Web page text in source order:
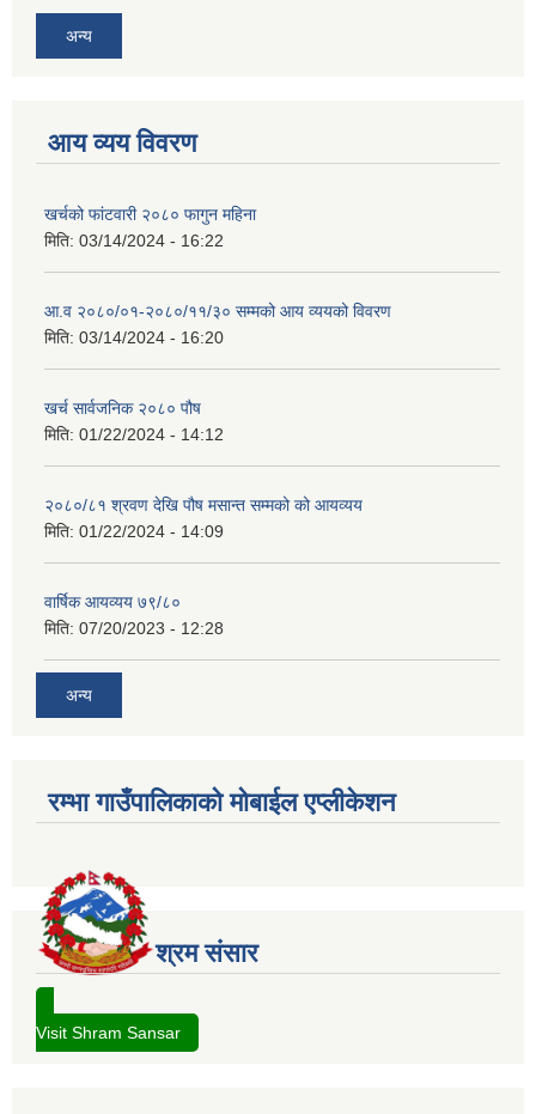
अन्य
आय व्यय विवरण
खर्चको फांटवारी २०८० फागुन महिना
मिति: 03/14/2024 - 16:22
आ.व २०८०/०१-२०८०/११/३० सम्मको आय व्ययको विवरण
मिति: 03/14/2024 - 16:20
खर्च सार्वजनिक २०८० पौष
मिति: 01/22/2024 - 14:12
२०८०/८१ श्रवण देखि पौष मसान्त सम्मको को आयव्यय
मिति: 01/22/2024 - 14:09
वार्षिक आयव्यय ७९/८०
मिति: 07/20/2023 - 12:28
अन्य
रम्भा गाउँपालिकाको मोबाईल एप्लीकेशन
श्रम संसार
Visit Shram Sansar